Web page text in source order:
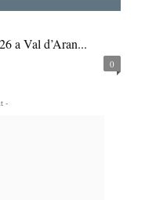
a Val d’Aran...
0
-